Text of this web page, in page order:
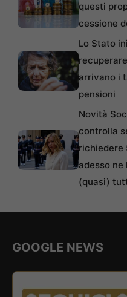
questi
cessione
Lo Stato
arrivano i
pensioni
Novità
controlla
richiedere
adesso
(quasi)
GOOGLE NEWS